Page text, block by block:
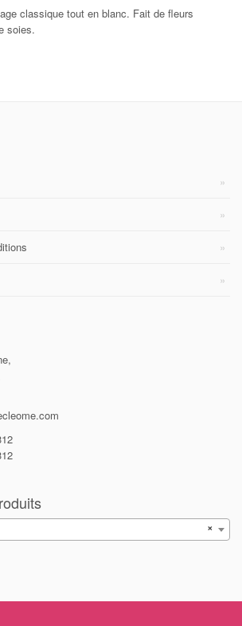
classique tout en blanc. Fait de fleurs
soies.
×